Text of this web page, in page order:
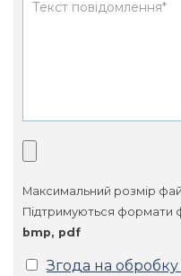
Максимальний розмір
Підтримуються формати
bmp, pdf
Згода на